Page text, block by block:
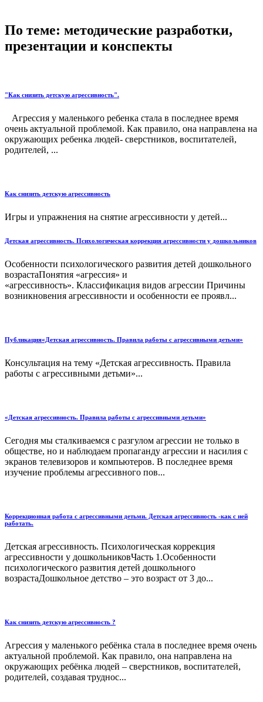
По теме: методические разработки,
презентации и конспекты
"Как снизить детскую агрессивность".
Агрессия у маленького ребенка стала в последнее время
очень актуальной проблемой. Как правило, она направлена на
окружающих ребенка людей- сверстников, воспитателей,
родителей, ...
Как снизить детскую агрессивность
Игры и упражнения на снятие агрессивности у детей...
Детская агрессивность. Психологическая коррекция агрессивности у дошкольников
Особенности психологического развития детей дошкольного
возрастаПонятия «агрессия» и
«агрессивность». Классификация видов агрессии Причины
возникновения агрессивности и особенности ее проявл...
Публикация«Детская агрессивность. Правила работы с агрессивными детьми»
Консультация на тему «Детская агрессивность. Правила
работы с агрессивными детьми»...
«Детская агрессивность. Правила работы с агрессивными детьми»
Сегодня мы сталкиваемся с разгулом агрессии не только в
обществе, но и наблюдаем пропаганду агрессии и насилия с
экранов телевизоров и компьютеров. В последнее время
изучение проблемы агрессивного пов...
Коррекционная работа с агрессивными детьми. Детская агрессивность -как с ней
работать.
Детская агрессивность. Психологическая коррекция
агрессивности у дошкольниковЧасть 1.Особенности
психологического развития детей дошкольного
возрастаДошкольное детство – это возраст от 3 до...
Как снизить детскую агрессивность ?
Агрессия у маленького ребёнка стала в последнее время очень
актуальной проблемой. Как правило, она направлена на
окружающих ребёнка людей – сверстников, воспитателей,
родителей, создавая труднос...